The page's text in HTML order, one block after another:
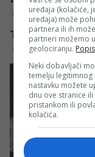
uređaja (kolačiće,
uređaja) može
partnera ili ih
partneri možemo
geolociranju.
Neki dobavljači
temelju legitimnog
nastavku možete
dnu ove stranice
pristankom ili
kolačića.